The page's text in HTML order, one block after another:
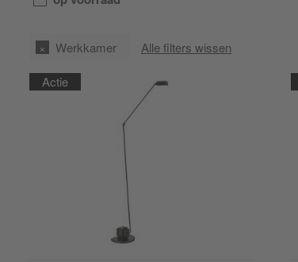
Werkkamer Alle filters wissen
Actie